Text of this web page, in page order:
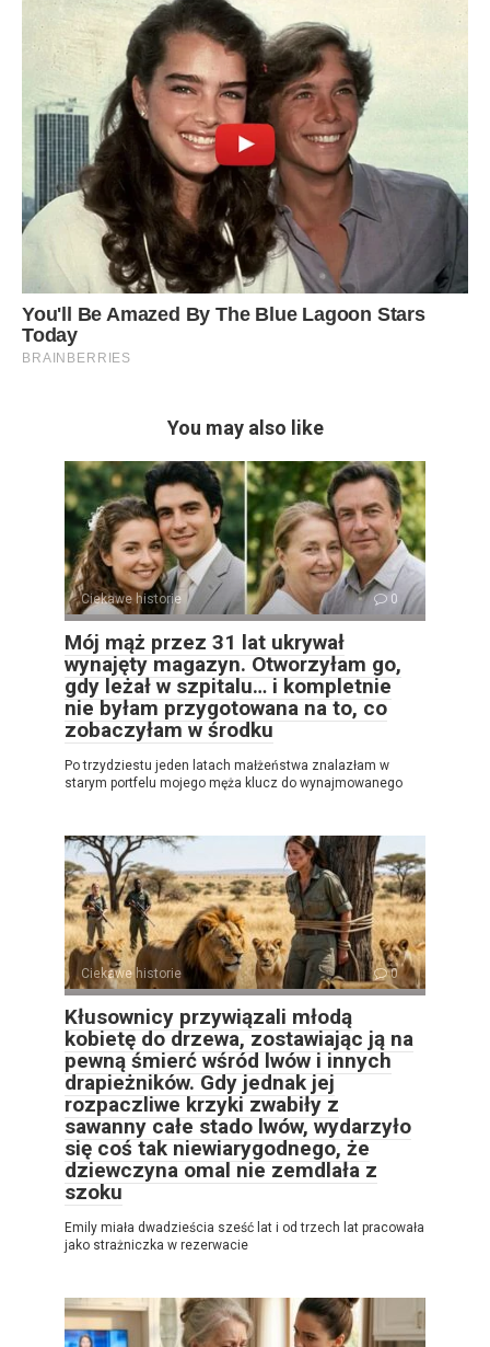
You may also like
Ciekawe historie 0
Mój mąż przez 31 lat ukrywał
wynajęty magazyn. Otworzyłam go,
gdy leżał w szpitalu… i kompletnie
nie byłam przygotowana na to, co
zobaczyłam w środku
Po trzydziestu jeden latach małżeństwa znalazłam w
starym portfelu mojego męża klucz do wynajmowanego
Ciekawe historie 0
Kłusownicy przywiązali młodą
kobietę do drzewa, zostawiając ją na
pewną śmierć wśród lwów i innych
drapieżników. Gdy jednak jej
rozpaczliwe krzyki zwabiły z
sawanny całe stado lwów, wydarzyło
się coś tak niewiarygodnego, że
dziewczyna omal nie zemdlała z
szoku
Emily miała dwadzieścia sześć lat i od trzech lat pracowała
jako strażniczka w rezerwacie